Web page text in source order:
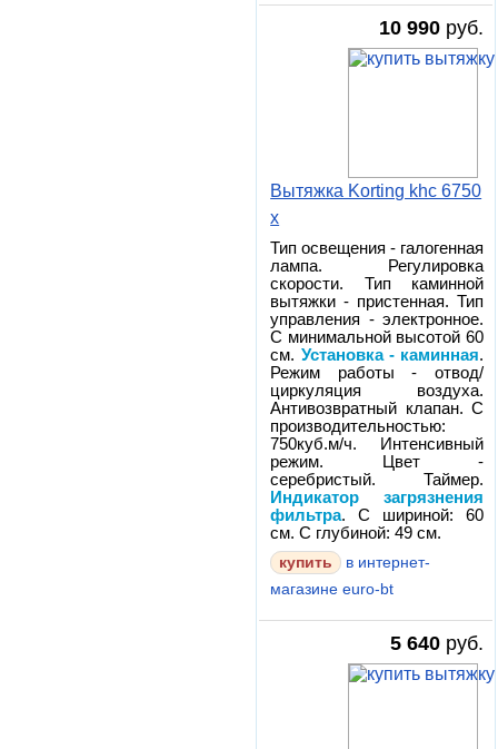
10 990 руб.
Вытяжка Korting khc 6750
x
Тип освещения - галогенная
лампа. Регулировка
скорости. Тип каминной
вытяжки - пристенная. Тип
управления - электронное.
С минимальной высотой 60
см. Установка - каминная.
Режим работы - отвод/
циркуляция воздуха.
Антивозвратный клапан. С
производительностью:
750куб.м/ч. Интенсивный
режим. Цвет -
серебристый. Таймер.
Индикатор загрязнения
фильтра. С шириной: 60
см. С глубиной: 49 см.
в интернет-
магазине euro-bt
5 640 руб.